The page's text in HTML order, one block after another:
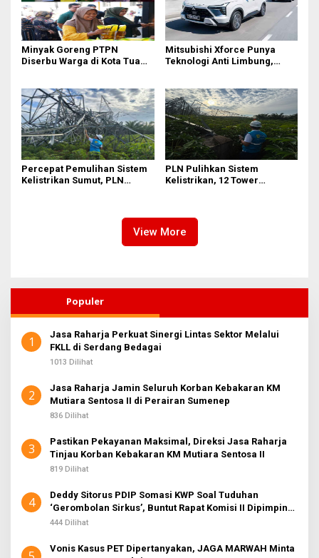
Minyak Goreng PTPN
Diserbu Warga di Kota Tua
Mitsubishi Xforce Punya
Teknologi Anti Limbung,
Percepat Pemulihan Sistem
Kelistrikan Sumut, PLN
PLN Pulihkan Sistem
Kelistrikan, 12 Tower
View More
Populer
1
Jasa Raharja Perkuat Sinergi Lintas Sektor Melalui
FKLL di Serdang Bedagai
1013 Dilihat
2
Jasa Raharja Jamin Seluruh Korban Kebakaran KM
Mutiara Sentosa II di Perairan Sumenep
836 Dilihat
3
Pastikan Pekayanan Maksimal, Direksi Jasa Raharja
Tinjau Korban Kebakaran KM Mutiara Sentosa II
819 Dilihat
4
Deddy Sitorus PDIP Somasi KWP Soal Tuduhan
‘Gerombolan Sirkus’, Buntut Rapat Komisi II Dipimpin
Sufmi Dasco Ahmad
444 Dilihat
Vonis Kasus PET Dipertanyakan, JAGA MARWAH Minta